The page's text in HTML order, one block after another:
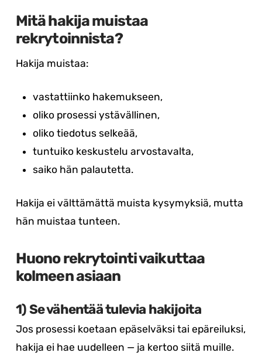
Mitä hakija muistaa
rekrytoinnista?
Hakija muistaa:
vastattiinko hakemukseen,
oliko prosessi ystävällinen,
oliko tiedotus selkeää,
tuntuiko keskustelu arvostavalta,
saiko hän palautetta.
Hakija ei välttämättä muista kysymyksiä, mutta
hän muistaa tunteen.
Huono rekrytointi vaikuttaa
kolmeen asiaan
1) Se vähentää tulevia hakijoita
Jos prosessi koetaan epäselväksi tai epäreiluksi,
hakija ei hae uudelleen — ja kertoo siitä muille.